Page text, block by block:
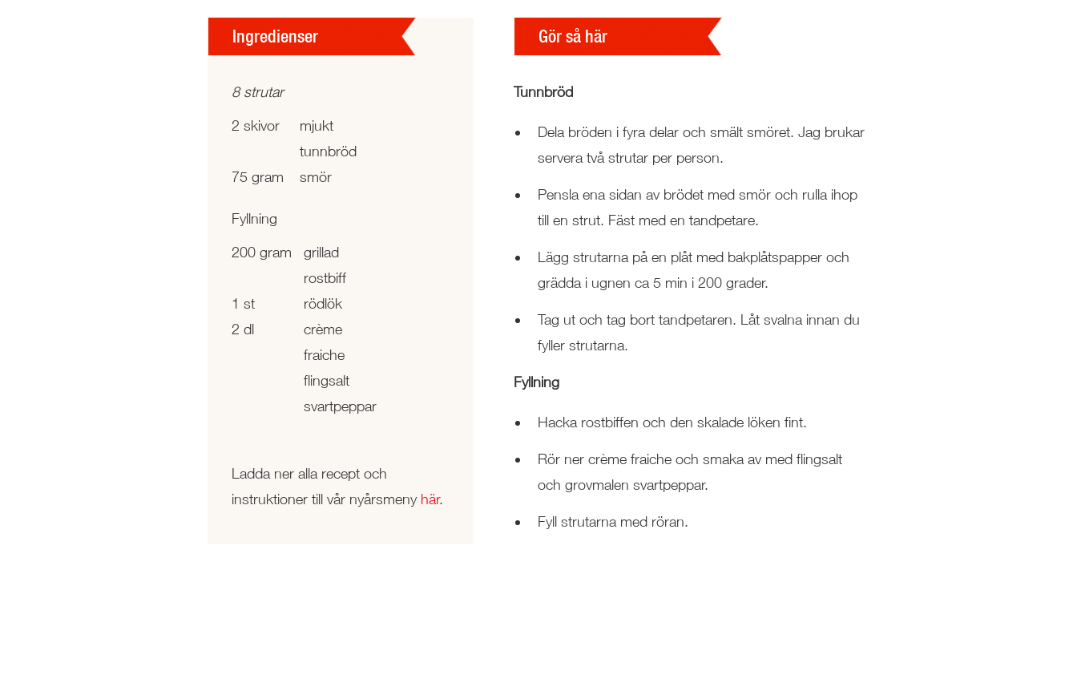
Ingredienser
8 strutar
2 skivor
mjukt
tunnbröd
75 gram
smör
Fyllning
200 gram
grillad
rostbiff
1 st
rödlök
2 dl
crème
fraiche
flingsalt
svartpeppar
Ladda ner alla recept och
instruktioner till vår nyårsmeny här.
Gör så här
Tunnbröd
Dela bröden i fyra delar och smält smöret. Jag brukar
servera två strutar per person.
Pensla ena sidan av brödet med smör och rulla ihop
till en strut. Fäst med en tandpetare.
Lägg strutarna på en plåt med bakplåtspapper och
grädda i ugnen ca 5 min i 200 grader.
Tag ut och tag bort tandpetaren. Låt svalna innan du
fyller strutarna.
Fyllning
Hacka rostbiffen och den skalade löken fint.
Rör ner crème fraiche och smaka av med flingsalt
och grovmalen svartpeppar.
Fyll strutarna med röran.